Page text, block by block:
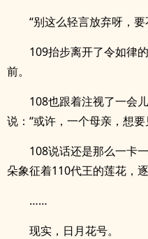
“别这么轻言放弃呀，要
109抬步离开了令如律
前。
108也跟着注视了一会
说：“或许，一个母亲，想
108说话还是那么一卡
朵象征着110代王的莲花，逐
……
现实，日月花号。